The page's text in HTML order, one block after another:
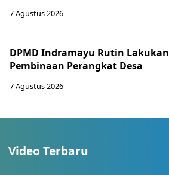
7 Agustus 2026
DPMD Indramayu Rutin Lakukan
Pembinaan Perangkat Desa
7 Agustus 2026
Video Terbaru